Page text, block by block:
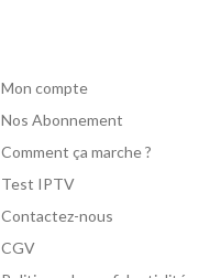
Mon compte
Nos Abonnement
Comment ça marche ?
Test IPTV
Contactez-nous
CGV